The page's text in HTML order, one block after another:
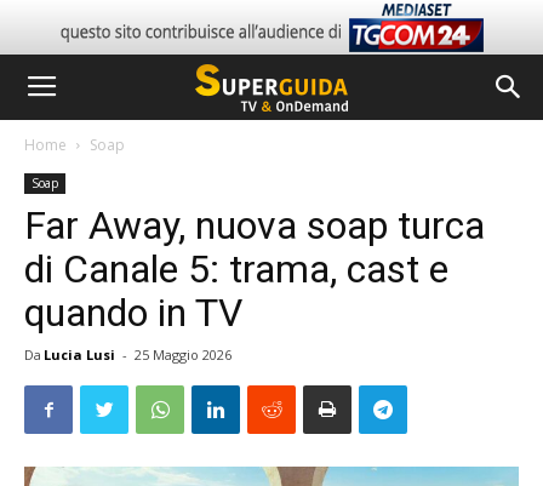
Home Soap
Soap
Far Away, nuova soap turca
di Canale 5: trama, cast e
quando in TV
Da Lucia Lusi - 25 Maggio 2026